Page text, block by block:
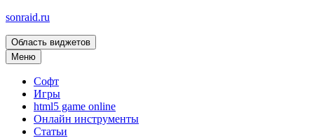
sonraid.ru
Скачивай программы, мини игры
Область виджетов
Меню
Софт
Игры
html5 game online
Онлайн инструменты
Статьи